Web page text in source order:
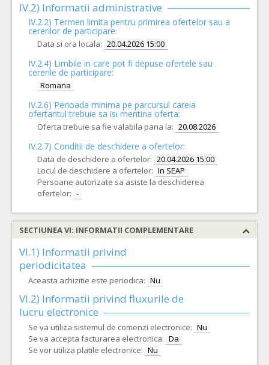
IV.2) Informatii administrative
IV.2.2) Termen limita pentru primirea ofertelor sau a
cererilor de participare:
Data si ora locala: 20.04.2026 15:00
IV.2.4) Limbile in care pot fi depuse ofertele sau
cererile de participare:
Romana
IV.2.6) Perioada minima pe parcursul careia
ofertantul trebuie sa isi mentina oferta:
Oferta trebuie sa fie valabila pana la: 20.08.2026
IV.2.7) Conditii de deschidere a ofertelor:
Data de deschidere a ofertelor: 20.04.2026 15:00
Locul de deschidere a ofertelor: In SEAP
Persoane autorizate sa asiste la deschiderea
ofertelor: -
SECTIUNEA VI: INFORMATII COMPLEMENTARE
VI.1) Informatii privind
periodicitatea
Aceasta achizitie este periodica: Nu
VI.2) Informatii privind fluxurile de
lucru electronice
Se va utiliza sistemul de comenzi electronice: Nu
Se va accepta facturarea electronica: Da
Se vor utiliza platile electronice: Nu